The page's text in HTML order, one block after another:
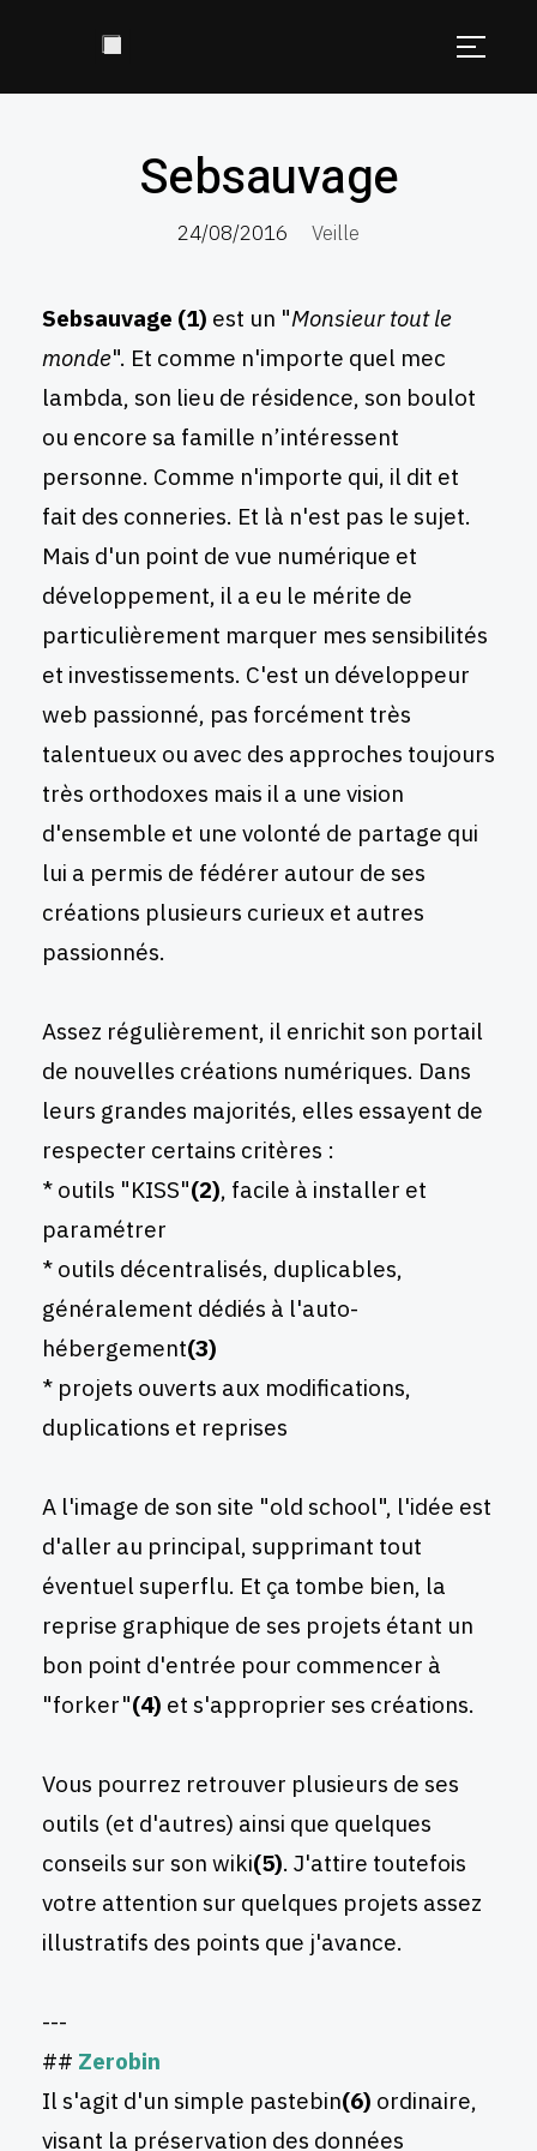
Sebsauvage
24/08/2016 Veille
Sebsauvage (1) est un "Monsieur tout le
monde". Et comme n'importe quel mec
lambda, son lieu de résidence, son boulot
ou encore sa famille n’intéressent
personne. Comme n'importe qui, il dit et
fait des conneries. Et là n'est pas le sujet.
Mais d'un point de vue numérique et
développement, il a eu le mérite de
particulièrement marquer mes sensibilités
et investissements. C'est un développeur
web passionné, pas forcément très
talentueux ou avec des approches toujours
très orthodoxes mais il a une vision
d'ensemble et une volonté de partage qui
lui a permis de fédérer autour de ses
créations plusieurs curieux et autres
passionnés.
Assez régulièrement, il enrichit son portail
de nouvelles créations numériques. Dans
leurs grandes majorités, elles essayent de
respecter certains critères :
* outils "KISS"(2), facile à installer et
paramétrer
* outils décentralisés, duplicables,
généralement dédiés à l'auto-
hébergement(3)
* projets ouverts aux modifications,
duplications et reprises
A l'image de son site "old school", l'idée est
d'aller au principal, supprimant tout
éventuel superflu. Et ça tombe bien, la
reprise graphique de ses projets étant un
bon point d'entrée pour commencer à
"forker"(4) et s'approprier ses créations.
Vous pourrez retrouver plusieurs de ses
outils (et d'autres) ainsi que quelques
conseils sur son wiki(5). J'attire toutefois
votre attention sur quelques projets assez
illustratifs des points que j'avance.
---
## Zerobin
Il s'agit d'un simple pastebin(6) ordinaire,
visant la préservation des données